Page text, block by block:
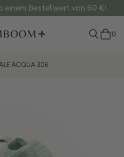
einem Bestellwert von 60 €!
0
ACQUA 306